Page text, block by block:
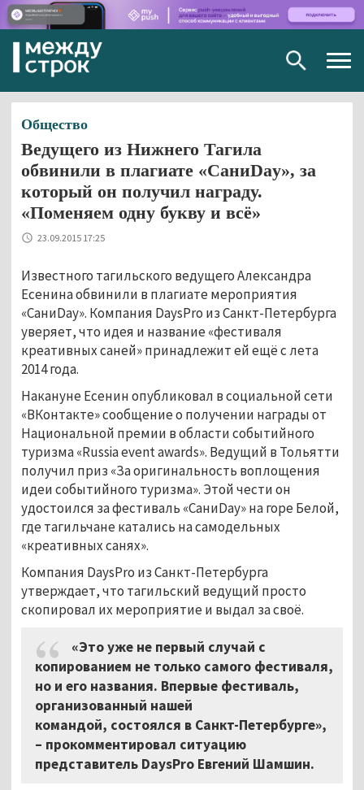
Общество
Ведущего из Нижнего Тагила
обвинили в плагиате «СаниDay», за
который он получил награду.
«Поменяем одну букву и всё»
23.09.2015 17:25
Известного тагильского ведущего Александра
Есенина обвинили в плагиате мероприятия
«СаниDay». Компания DaysPro из Санкт-Петербурга
уверяет, что идея и название «фестиваля
креативных саней» принадлежит ей ещё с лета
2014 года.
Накануне Есенин опубликовал в социальной сети
«ВКонтакте» сообщение о получении награды от
Национальной премии в области событийного
туризма «Russia event awards». Ведущий в Тольятти
получил приз «За оригинальность воплощения
идеи событийного туризма». Этой чести он
удостоился за фестиваль «СаниDay» на горе Белой,
где тагильчане катались на самодельных
«креативных санях».
Компания DaysPro из Санкт-Петербурга
утверждает, что тагильский ведущий просто
скопировал их мероприятие и выдал за своё.
«Это уже не первый случай с
копированием не только самого фестиваля,
но и его названия. Впервые фестиваль,
организованный нашей
командой, состоялся в Санкт-Петербурге»,
– прокомментировал ситуацию
представитель DaysPro Евгений Шамшин.